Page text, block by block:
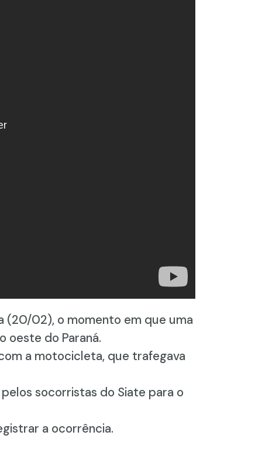
(20/02), o momento em que uma
oeste do Paraná.
a motocicleta, que trafegava
socorristas do Siate para o
a ocorrência.